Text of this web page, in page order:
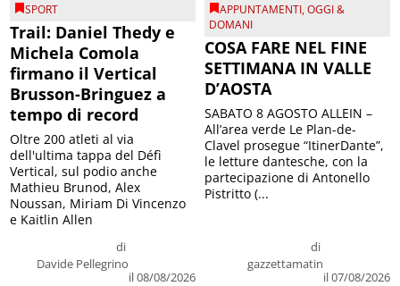
SPORT
Trail: Daniel Thedy e
Michela Comola
firmano il Vertical
Brusson-Bringuez a
tempo di record
di
Davide Pellegrino
il 08/08/2026
Oltre 200 atleti al via
dell'ultima tappa del Défì
Vertical, sul podio anche
Mathieu Brunod, Alex
Noussan, Miriam Di Vincenzo
e Kaitlin Allen
APPUNTAMENTI,OGGI &
DOMANI
COSA FARE NEL FINE
SETTIMANA IN VALLE
D’AOSTA
di
gazzettamatin
il 07/08/2026
SABATO 8 AGOSTO ALLEIN –
All’area verde Le Plan-de-
Clavel prosegue “ItinerDante”,
le letture dantesche, con la
partecipazione di Antonello
Pistritto (...